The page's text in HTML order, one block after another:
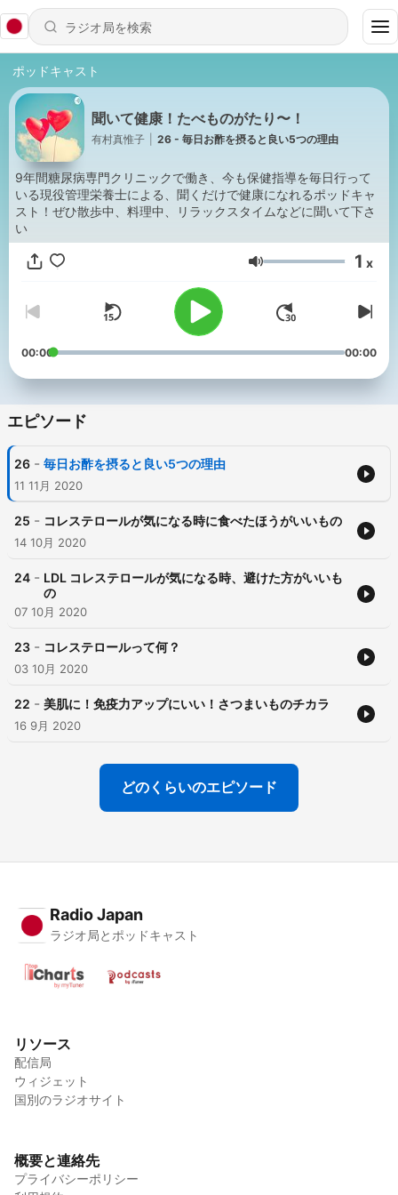
ポッドキャスト
聞いて健康！たべものがたり〜！
有村真惟子 26 - 毎日お酢を摂ると良い5つの理由
9年間糖尿病専門クリニックで働き、今も保健指導を毎日行って
いる現役管理栄養士による、聞くだけで健康になれるポッドキャ
スト！ぜひ散歩中、料理中、リラックスタイムなどに聞いて下さ
い
音量 1 x
00:00 00:00
エピソード
26 - 毎日お酢を摂ると良い5つの理由
11 11月 2020
25 - コレステロールが気になる時に食べたほうがいいもの
14 10月 2020
24 - LDL コレステロールが気になる時、避けた方がいいも
の
07 10月 2020
23 - コレステロールって何？
03 10月 2020
22 - 美肌に！免疫力アップにいい！さつまいものチカラ
16 9月 2020
どのくらいのエピソード
Radio Japan
ラジオ局とポッドキャスト
リソース
配信局
ウィジェット
国別のラジオサイト
概要と連絡先
プライバシーポリシー